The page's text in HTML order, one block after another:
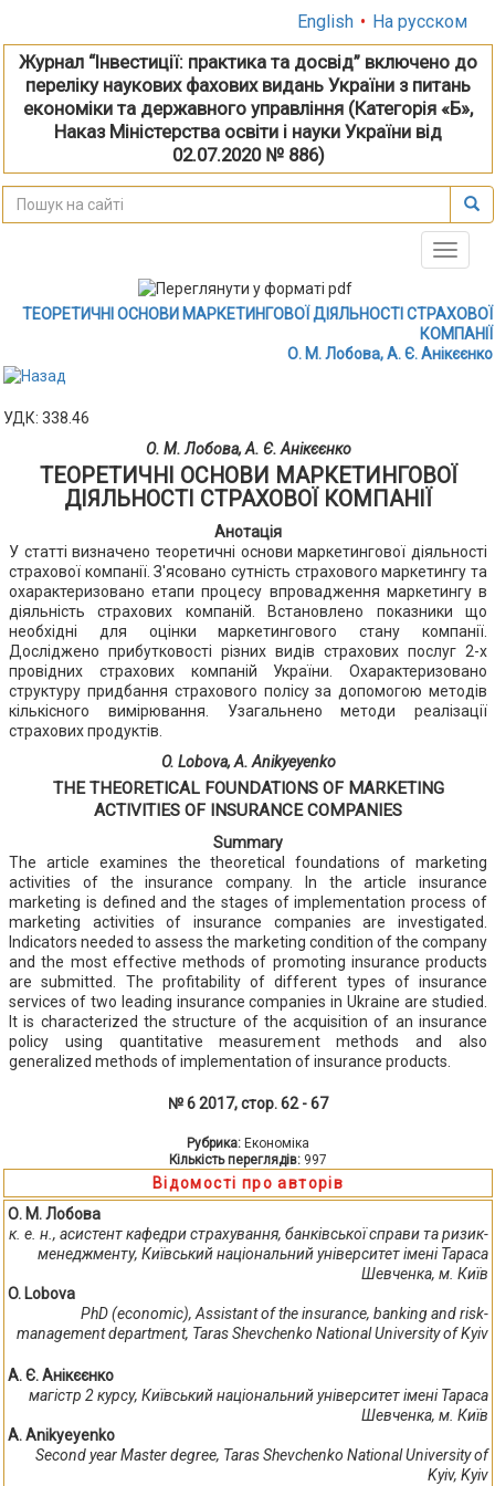
English • На русском
Журнал “Інвестиції: практика та досвід” включено до
переліку наукових фахових видань України з питань
економіки та державного управління (Категорія «Б»,
Наказ Міністерства освіти і науки України від
02.07.2020 № 886)
Toggle
ТЕОРЕТИЧНІ ОСНОВИ МАРКЕТИНГОВОЇ ДІЯЛЬНОСТІ СТРАХОВОЇ
КОМПАНІЇ
О. М. Лобова, А. Є. Анікєєнко
УДК: 338.46
О. М. Лобова, А. Є. Анікєєнко
ТЕОРЕТИЧНІ ОСНОВИ МАРКЕТИНГОВОЇ
ДІЯЛЬНОСТІ СТРАХОВОЇ КОМПАНІЇ
Анотація
У статті визначено теоретичні основи маркетингової діяльності
страхової компанії. З'ясовано сутність страхового маркетингу та
охарактеризовано етапи процесу впровадження маркетингу в
діяльність страхових компаній. Встановлено показники що
необхідні для оцінки маркетингового стану компанії.
Досліджено прибутковості різних видів страхових послуг 2-х
провідних страхових компаній України. Охарактеризовано
структуру придбання страхового полісу за допомогою методів
кількісного вимірювання. Узагальнено методи реалізації
страхових продуктів.
O. Lobova, A. Anikyeyenko
THE THEORETICAL FOUNDATIONS OF MARKETING
ACTIVITIES OF INSURANCE COMPANIES
Summary
The article examines the theoretical foundations of marketing
activities of the insurance company. In the article insurance
marketing іs defined and the stages of implementation process of
marketing activities of insurance companies are investigated.
Indicators needed to assess the marketing condition of the company
and the most effective methods of promoting insurance products
are submitted. The profitability of different types of insurance
services of two leading insurance companies in Ukraine are studied.
It is characterized the structure of the acquisition of an insurance
policy using quantitative measurement methods and also
generalized methods of implementation of insurance products.
№ 6 2017, стор. 62 - 67
Рубрика: Економіка
Кількість переглядів: 997
Відомості про авторів
О. М. Лобова
к. е. н., асистент кафедри страхування, банківської справи та ризик-
менеджменту, Київський національний університет імені Тараса
Шевченка, м. Київ
O. Lobova
PhD (economic), Assistant of the insurance, banking and risk-
management department, Taras Shevchenko National University of Kyiv
А. Є. Анікєєнко
магістр 2 курсу, Київський національний університет імені Тараса
Шевченка, м. Київ
A. Anikyeyenko
Second year Master degree, Taras Shevchenko National University of
Kyiv, Kyiv